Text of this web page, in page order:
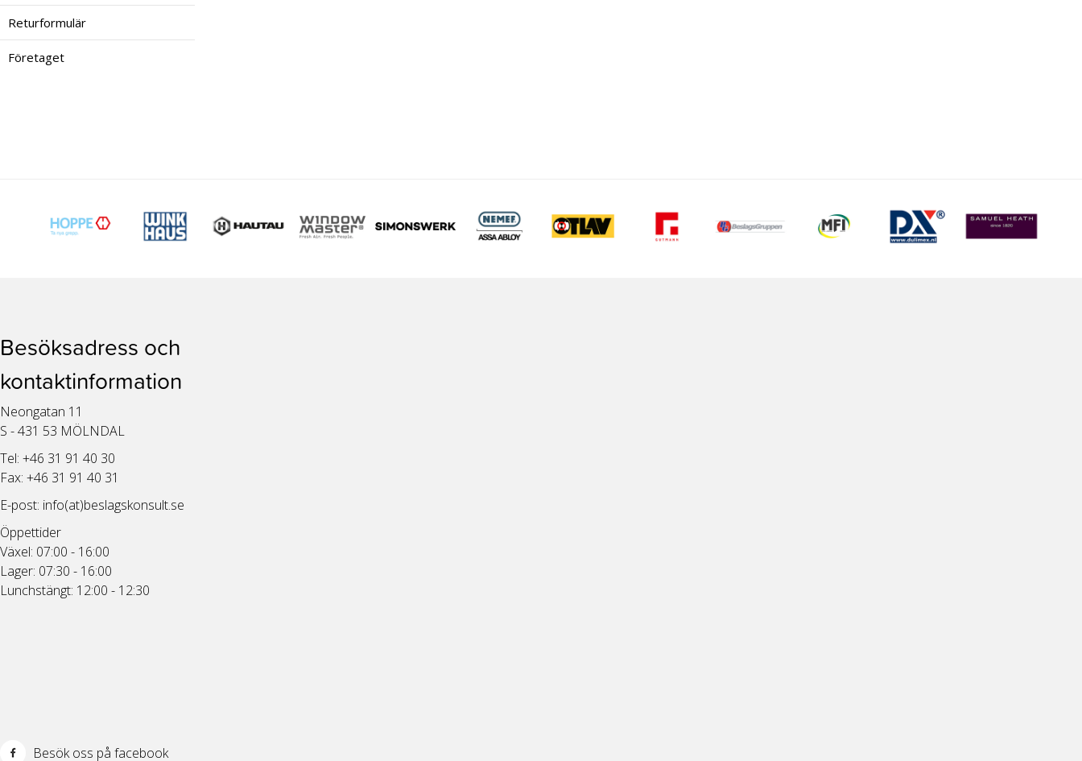
Returformulär
Företaget
Besöksadress och
kontaktinformation
Neongatan 11
S - 431 53 MÖLNDAL
Tel: +46 31 91 40 30
Fax: +46 31 91 40 31
E-post: info(at)beslagskonsult.se
Öppettider
Växel: 07:00 - 16:00
Lager: 07:30 - 16:00
Lunchstängt: 12:00 - 12:30
Besök oss på facebook